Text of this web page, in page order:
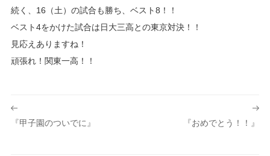
続く、16（土）の試合も勝ち、ベスト8！！
ベスト4をかけた試合は日大三高との東京対決！！
見応えありますね！
頑張れ！関東一高！！
投
稿
『おめでとう！！』
『甲子園のついでに』